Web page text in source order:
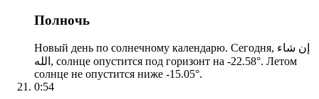
Полночь
Новый день по солнечному календарю. Сегодня, إن شاء
الله, солнце опустится под горизонт на -22.58°. Летом
солнце не опустится ниже -15.05°.
0:54